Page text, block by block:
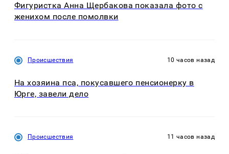
Фигуристка Анна Щербакова показала фото с
женихом после помолвки
Происшествия 10 часов назад
На хозяина пса, покусавшего пенсионерку в
Юрге, завели дело
Происшествия 11 часов назад